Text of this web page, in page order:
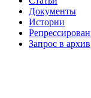
Документы
Истории
Запрос в архив